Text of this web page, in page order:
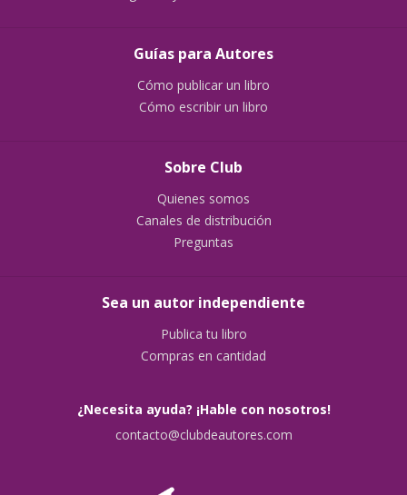
Guías para Autores
Cómo publicar un libro
Cómo escribir un libro
Sobre Club
Quienes somos
Canales de distribución
Preguntas
Sea un autor independiente
Publica tu libro
Compras en cantidad
¿Necesita ayuda? ¡Hable con nosotros!
contacto@clubdeautores.com